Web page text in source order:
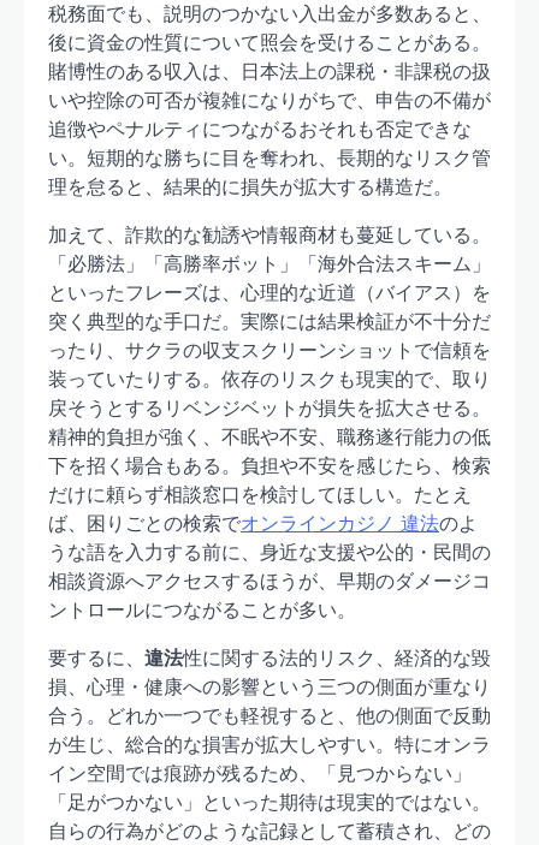
税務面でも、説明のつかない入出金が多数あると、
後に資金の性質について照会を受けることがある。
賭博性のある収入は、日本法上の課税・非課税の扱
いや控除の可否が複雑になりがちで、申告の不備が
追徴やペナルティにつながるおそれも否定できな
い。短期的な勝ちに目を奪われ、長期的なリスク管
理を怠ると、結果的に損失が拡大する構造だ。
加えて、詐欺的な勧誘や情報商材も蔓延している。
「必勝法」「高勝率ボット」「海外合法スキーム」
といったフレーズは、心理的な近道（バイアス）を
突く典型的な手口だ。実際には結果検証が不十分だ
ったり、サクラの収支スクリーンショットで信頼を
装っていたりする。依存のリスクも現実的で、取り
戻そうとするリベンジベットが損失を拡大させる。
精神的負担が強く、不眠や不安、職務遂行能力の低
下を招く場合もある。負担や不安を感じたら、検索
だけに頼らず相談窓口を検討してほしい。たとえ
ば、困りごとの検索でオンラインカジノ 違法のよ
うな語を入力する前に、身近な支援や公的・民間の
相談資源へアクセスするほうが、早期のダメージコ
ントロールにつながることが多い。
要するに、 違法性に関する法的リスク、経済的な毀
損、心理・健康への影響という三つの側面が重なり
合う。どれか一つでも軽視すると、他の側面で反動
が生じ、総合的な損害が拡大しやすい。特にオンラ
イン空間では痕跡が残るため、「見つからない」
「足がつかない」といった期待は現実的ではない。
自らの行為がどのような記録として蓄積され、どの